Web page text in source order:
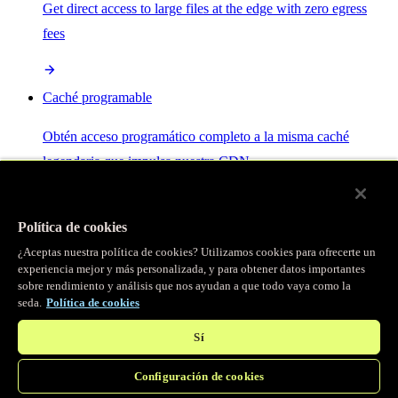
Get direct access to large files at the edge with zero egress
fees
Caché programable
Obtén acceso programático completo a la misma caché
legendaria que impulsa nuestra CDN.
Servidor MCP
Control por IA para tus servicios Fastly.
Política de cookies
¿Aceptas nuestra política de cookies? Utilizamos cookies para ofrecerte un
experiencia mejor y más personalizada, y para obtener datos importantes
sobre rendimiento y análisis que nos ayudan a que todo vaya como la
seda. Política de cookies
Sí
Configuración de cookies